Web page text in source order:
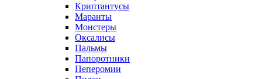
Криптантусы
Маранты
Монстеры
Оксалисы
Пальмы
Папоротники
Пеперомии